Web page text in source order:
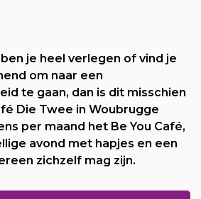
je heel verlegen of vind je
om naar een
te gaan, dan is dit misschien
Die Twee in Woubrugge
per maand het Be You Café,
avond met hapjes en een
zichzelf mag zijn.